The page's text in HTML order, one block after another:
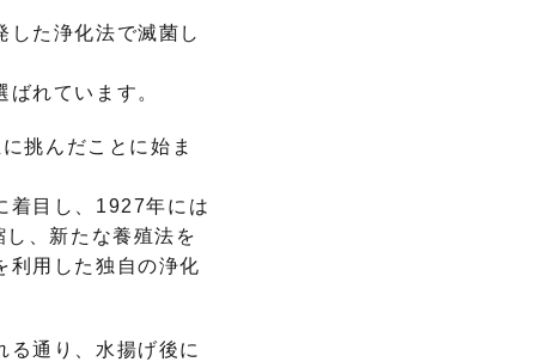
した浄化法で滅菌し
れています。
挑んだことに始ま
着目し、1927年には
、新たな養殖法を
利用した独自の浄化
る通り、水揚げ後に